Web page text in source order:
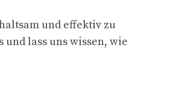
und effektiv zu
lass uns wissen, wie